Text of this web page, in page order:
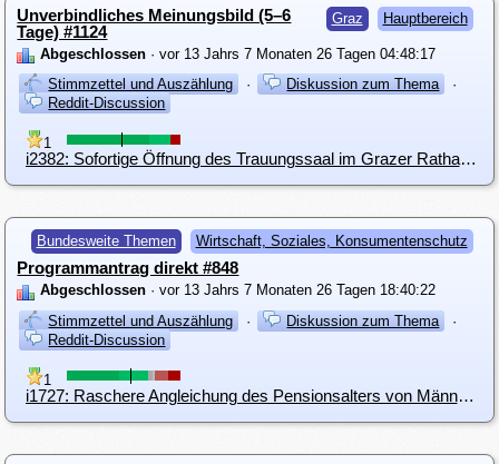
Graz Hauptbereich
Unverbindliches Meinungsbild (5–6
Tage) #1124
Abgeschlossen · vor 13 Jahrs 7 Monaten 26 Tagen 04:48:17
Stimmzettel und Auszählung
· Diskussion zum Thema
·
Reddit-Discussion
1
i2382: Sofortige Öffnung des Trauungssaal im Grazer Rathaus für homosexuelle Paare
Bundesweite Themen Wirtschaft, Soziales, Konsumentenschutz
Programmantrag direkt #848
Abgeschlossen · vor 13 Jahrs 7 Monaten 26 Tagen 18:40:22
Stimmzettel und Auszählung
· Diskussion zum Thema
·
Reddit-Discussion
1
i1727: Raschere Angleichung des Pensionsalters von Männern und Frauen